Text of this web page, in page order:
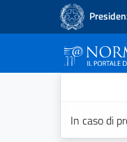
In caso di